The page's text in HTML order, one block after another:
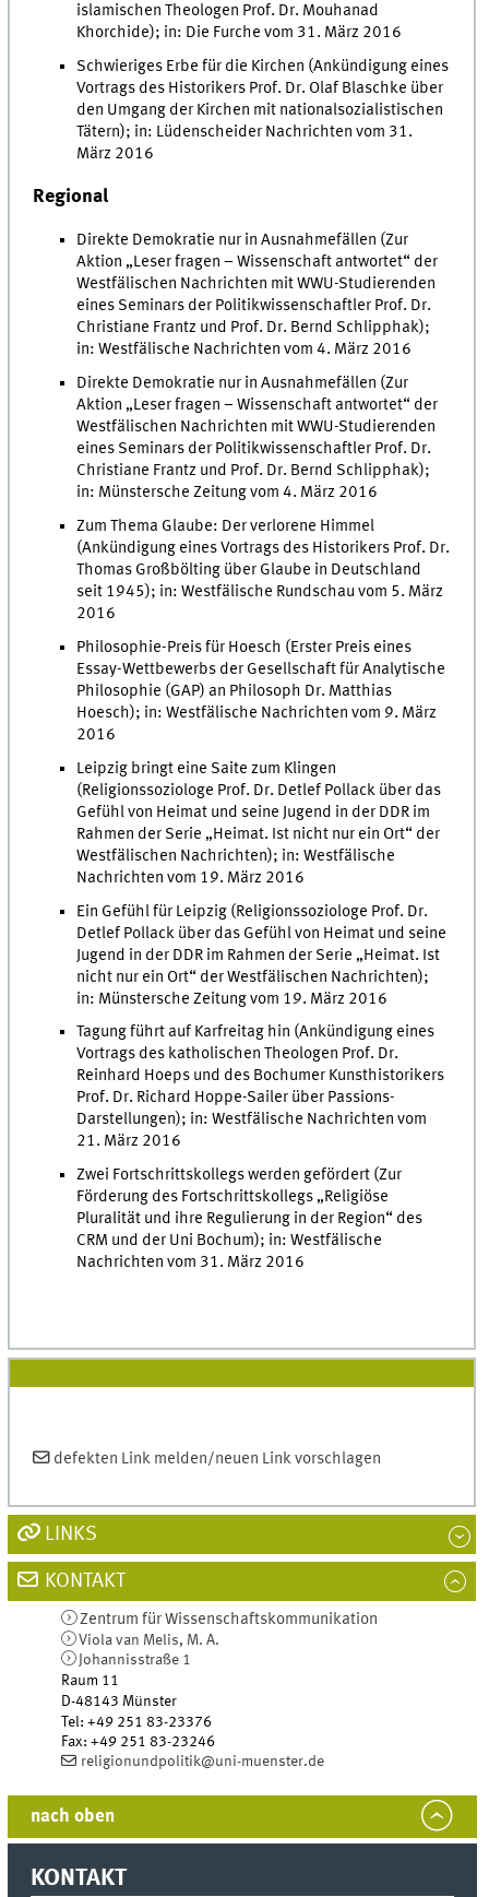
islamischen Theologen Prof. Dr. Mouhanad
Khorchide); in: Die Furche vom 31. März 2016
Schwieriges Erbe für die Kirchen (Ankündigung eines
Vortrags des Historikers Prof. Dr. Olaf Blaschke über
den Umgang der Kirchen mit nationalsozialistischen
Tätern); in: Lüdenscheider Nachrichten vom 31.
März 2016
Regional
Direkte Demokratie nur in Ausnahmefällen (Zur
Aktion „Leser fragen – Wissenschaft antwortet“ der
Westfälischen Nachrichten mit WWU-Studierenden
eines Seminars der Politikwissenschaftler Prof. Dr.
Christiane Frantz und Prof. Dr. Bernd Schlipphak);
in: Westfälische Nachrichten vom 4. März 2016
Direkte Demokratie nur in Ausnahmefällen (Zur
Aktion „Leser fragen – Wissenschaft antwortet“ der
Westfälischen Nachrichten mit WWU-Studierenden
eines Seminars der Politikwissenschaftler Prof. Dr.
Christiane Frantz und Prof. Dr. Bernd Schlipphak);
in: Münstersche Zeitung vom 4. März 2016
Zum Thema Glaube: Der verlorene Himmel
(Ankündigung eines Vortrags des Historikers Prof. Dr.
Thomas Großbölting über Glaube in Deutschland
seit 1945); in: Westfälische Rundschau vom 5. März
2016
Philosophie-Preis für Hoesch (Erster Preis eines
Essay-Wettbewerbs der Gesellschaft für Analytische
Philosophie (GAP) an Philosoph Dr. Matthias
Hoesch); in: Westfälische Nachrichten vom 9. März
2016
Leipzig bringt eine Saite zum Klingen
(Religionssoziologe Prof. Dr. Detlef Pollack über das
Gefühl von Heimat und seine Jugend in der DDR im
Rahmen der Serie „Heimat. Ist nicht nur ein Ort“ der
Westfälischen Nachrichten); in: Westfälische
Nachrichten vom 19. März 2016
Ein Gefühl für Leipzig (Religionssoziologe Prof. Dr.
Detlef Pollack über das Gefühl von Heimat und seine
Jugend in der DDR im Rahmen der Serie „Heimat. Ist
nicht nur ein Ort“ der Westfälischen Nachrichten);
in: Münstersche Zeitung vom 19. März 2016
Tagung führt auf Karfreitag hin (Ankündigung eines
Vortrags des katholischen Theologen Prof. Dr.
Reinhard Hoeps und des Bochumer Kunsthistorikers
Prof. Dr. Richard Hoppe-Sailer über Passions-
Darstellungen); in: Westfälische Nachrichten vom
21. März 2016
Zwei Fortschrittskollegs werden gefördert (Zur
Förderung des Fortschrittskollegs „Religiöse
Pluralität und ihre Regulierung in der Region“ des
CRM und der Uni Bochum); in: Westfälische
Nachrichten vom 31. März 2016
defekten Link melden/neuen Linkvorschlagen
LINKS
KONTAKT
Zentrum für Wissenschafts­kommunikation
Viola van Melis, M. A.
Johannisstraße 1
Raum 11
D-48143 Münster
Tel:+49 251 83-23376
Fax:+49 251 83-23246
religionundpolitik@uni-muenster.de
nach oben
KONTAKT